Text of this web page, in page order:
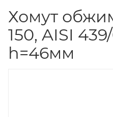
Хомут
150, AISI
h=46мм